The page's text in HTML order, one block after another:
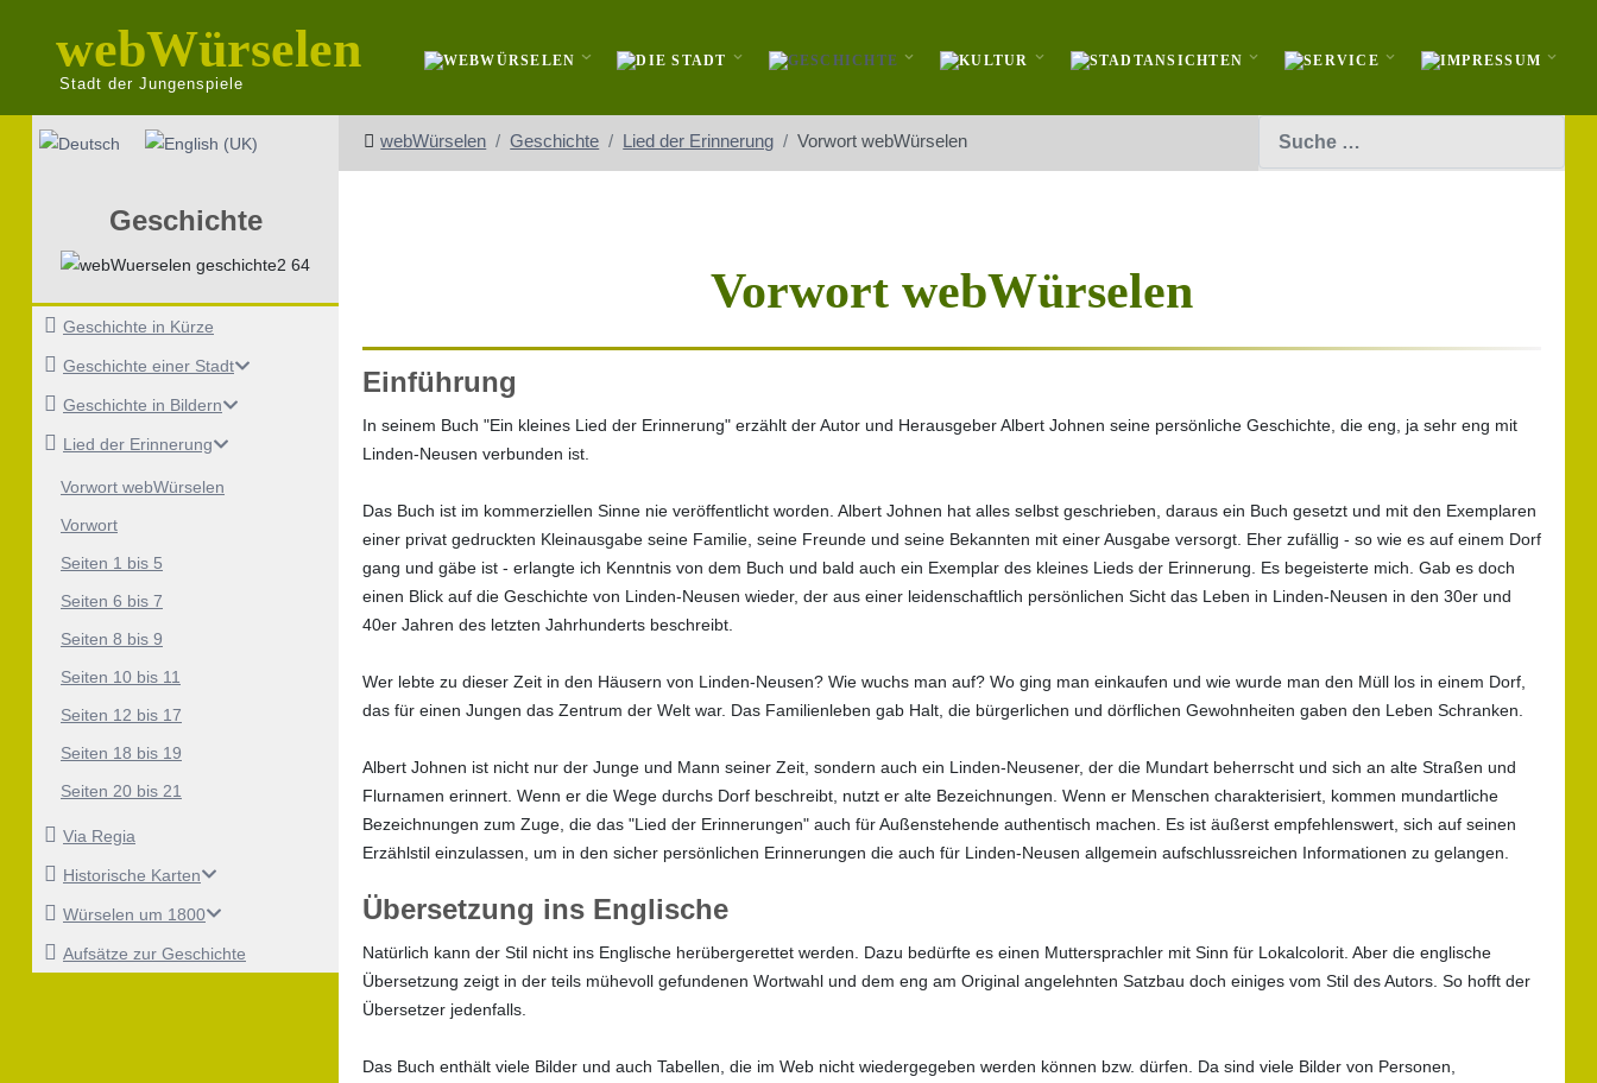
webWürselen
Stadt der Jungenspiele
Sprache auswählen webWürselen Geschichte Lied der Erinnerung Vorwort webWürselen
Geschichte
Geschichte in Kürze
Geschichte einer Stadt
Geschichte in Bildern
Lied der Erinnerung
Vorwort webWürselen
Vorwort
Seiten 1 bis 5
Seiten 6 bis 7
Seiten 8 bis 9
Seiten 10 bis 11
Seiten 12 bis 17
Seiten 18 bis 19
Seiten 20 bis 21
Via Regia
Historische Karten
Würselen um 1800
Aufsätze zur Geschichte
Vorwort webWürselen
Einführung
In seinem Buch "Ein kleines Lied der Erinnerung" erzählt der Autor und Herausgeber Albert Johnen seine persönliche Geschichte, die eng, ja sehr eng mit
Linden-Neusen verbunden ist.
Das Buch ist im kommerziellen Sinne nie veröffentlicht worden. Albert Johnen hat alles selbst geschrieben, daraus ein Buch gesetzt und mit den Exemplaren
einer privat gedruckten Kleinausgabe seine Familie, seine Freunde und seine Bekannten mit einer Ausgabe versorgt. Eher zufällig - so wie es auf einem Dorf
gang und gäbe ist - erlangte ich Kenntnis von dem Buch und bald auch ein Exemplar des kleines Lieds der Erinnerung. Es begeisterte mich. Gab es doch
einen Blick auf die Geschichte von Linden-Neusen wieder, der aus einer leidenschaftlich persönlichen Sicht das Leben in Linden-Neusen in den 30er und
40er Jahren des letzten Jahrhunderts beschreibt.
Wer lebte zu dieser Zeit in den Häusern von Linden-Neusen? Wie wuchs man auf? Wo ging man einkaufen und wie wurde man den Müll los in einem Dorf,
das für einen Jungen das Zentrum der Welt war. Das Familienleben gab Halt, die bürgerlichen und dörflichen Gewohnheiten gaben den Leben Schranken.
Albert Johnen ist nicht nur der Junge und Mann seiner Zeit, sondern auch ein Linden-Neusener, der die Mundart beherrscht und sich an alte Straßen und
Flurnamen erinnert. Wenn er die Wege durchs Dorf beschreibt, nutzt er alte Bezeichnungen. Wenn er Menschen charakterisiert, kommen mundartliche
Bezeichnungen zum Zuge, die das "Lied der Erinnerungen" auch für Außenstehende authentisch machen. Es ist äußerst empfehlenswert, sich auf seinen
Erzählstil einzulassen, um in den sicher persönlichen Erinnerungen die auch für Linden-Neusen allgemein aufschlussreichen Informationen zu gelangen.
Übersetzung ins Englische
Natürlich kann der Stil nicht ins Englische herübergerettet werden. Dazu bedürfte es einen Muttersprachler mit Sinn für Lokalcolorit. Aber die englische
Übersetzung zeigt in der teils mühevoll gefundenen Wortwahl und dem eng am Original angelehnten Satzbau doch einiges vom Stil des Autors. So hofft der
Übersetzer jedenfalls.
Das Buch enthält viele Bilder und auch Tabellen, die im Web nicht wiedergegeben werden können bzw. dürfen. Da sind viele Bilder von Personen,